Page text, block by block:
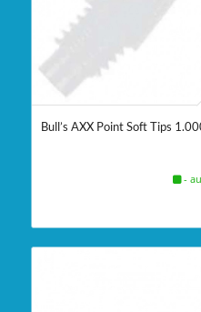
Bull’s AXX Point Soft Tips
-